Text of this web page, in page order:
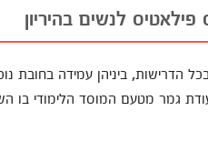
לנשים בהיריון
הדרישות, ביניהן עמידה בחובת
גמר מטעם המוסד הלימודי בו